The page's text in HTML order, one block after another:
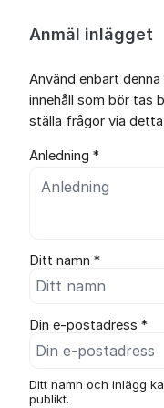
Anmäl inlägget
Använd enbart
innehåll som bör tas
ställa frågor via
Anledning *
Ditt namn *
Din e-postadress *
Ditt namn och inlägg
publikt.